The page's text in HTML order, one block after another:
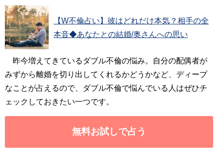
【W不倫占い】彼はどれだけ本気？相手の全
本音◆あなたとの結婚/奥さんへの思い
昨今増えてきているダブル不倫の悩み。自分の配偶者が
みずから離婚を切り出してくれるかどうかなど、ディープ
なことが占えるので、ダブル不倫で悩んでいる人はぜひチ
ェックしておきたい一つです。
無料お試しで占う